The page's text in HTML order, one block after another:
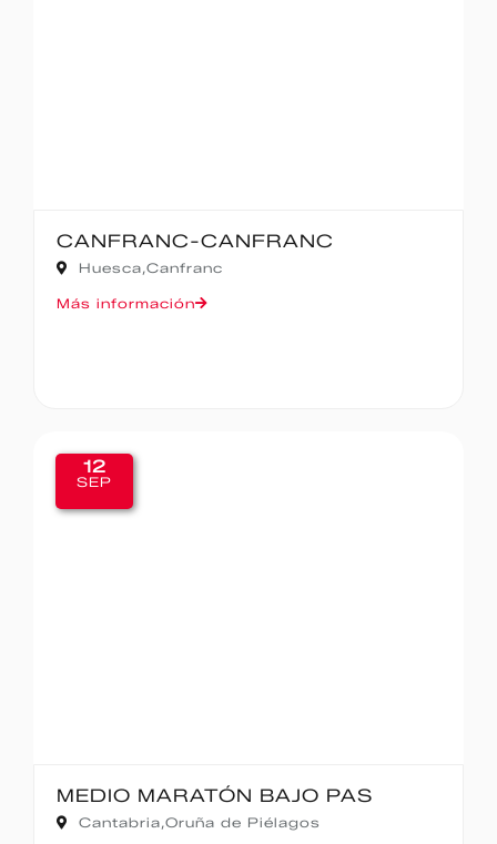
CANFRANC-CANFRANC
Huesca,Canfranc
Más información
12
SEP
MEDIO MARATÓN BAJO PAS
Cantabria,Oruña de Piélagos